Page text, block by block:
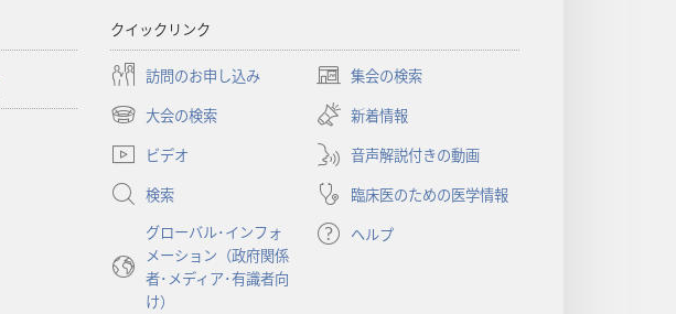
対
る
洞
クイックリンク
訪問のお申し込み 集会の検索
（新
し
い
タ
ブ
で
開
く）
大会の検索
（新
し
タ
開
新着情報
ビデオ
音声解説付きの動画
検索
臨床医のための医学情報
グローバル･インフォ
メーション（政府関係
者･メディア･有識者向
け）
ヘルプ